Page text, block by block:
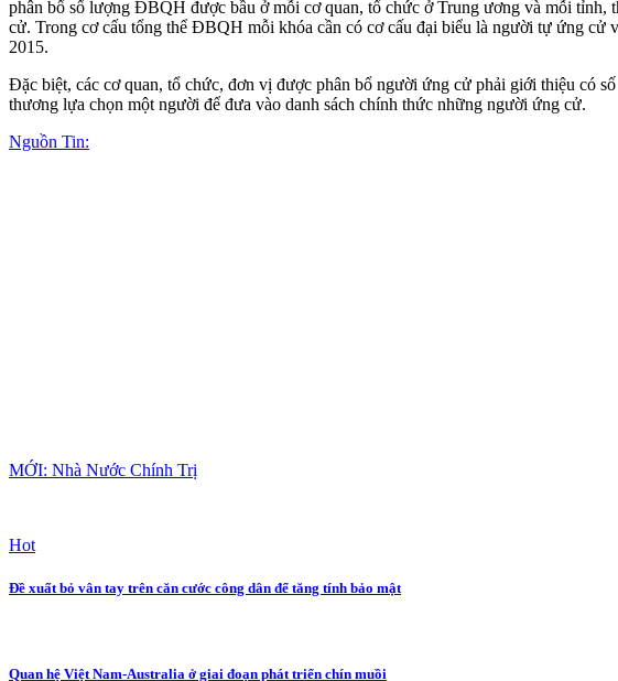
phân bổ số lượng ĐBQH được bầu ở mỗi cơ quan, tổ chức ở Trung ương và mỗi
cử. Trong cơ cấu tổng thể ĐBQH mỗi khóa cần có cơ cấu đại biểu là người tự ứng
2015.
Đặc biệt, các cơ quan, tổ chức, đơn vị được phân bổ người ứng cử phải giới thiệu có
thương lựa chọn một người để đưa vào danh sách chính thức những người ứng cử.
Nguồn Tin:
MỚI: Nhà Nước Chính Trị
Hot
Đề xuất bỏ vân tay trên căn cước công dân để tăng tính bảo mật
Quan hệ Việt Nam-Australia ở giai đoạn phát triển chín muồi